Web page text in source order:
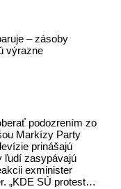
– zásoby
výrazne
podozrením zo
Markízy Party
prinášajú
ľudí zasypávajú
exminister
„KDE SÚ protesty,